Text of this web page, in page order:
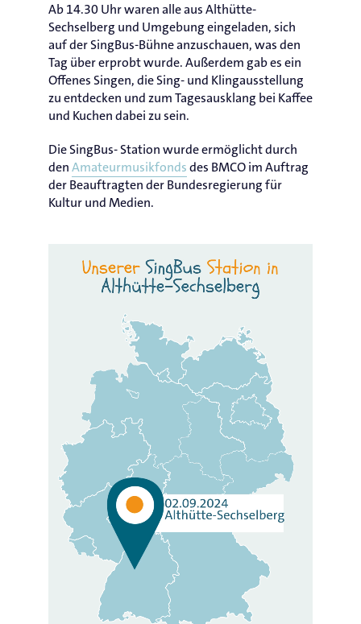
Ab 14.30 Uhr waren alle aus Althütte-
Sechselberg und Umgebung eingeladen, sich
auf der SingBus-Bühne anzuschauen, was den
Tag über erprobt wurde. Außerdem gab es ein
Offenes Singen, die Sing- und Klingausstellung
zu entdecken und zum Tagesausklang bei Kaffee
und Kuchen dabei zu sein.
Die SingBus- Station wurde ermöglicht durch
denAmateurmusikfondsdes BMCO im Auftrag
der Beauftragten der Bundesregierung für
Kultur und Medien.